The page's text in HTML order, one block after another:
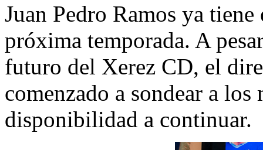
Juan Pedro Ramos ya
próxima temporada. A
futuro del Xerez CD, el
comenzado a sondear a
disponibilidad a continuar.